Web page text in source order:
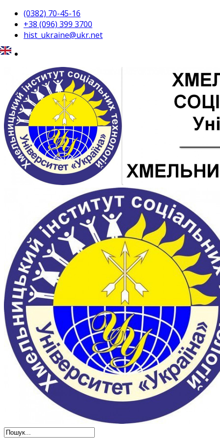
(0382) 70-45-16
+38 (096) 399 3700
hist_ukraine@ukr.net